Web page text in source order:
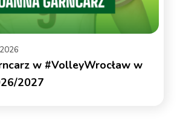
w #VolleyWrocław w
2027